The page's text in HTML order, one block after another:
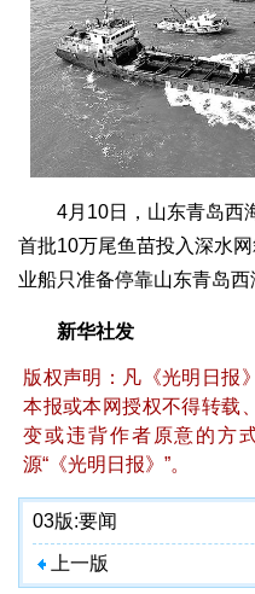
4月10日，山东青岛西
首批10万尾鱼苗投入深水
业船只准备停靠山东青岛
新华社发
版权声明：凡《光明日报
本报或本网授权不得转载
变或违背作者原意的方
源“《光明日报》”。
03版:要闻
上一版